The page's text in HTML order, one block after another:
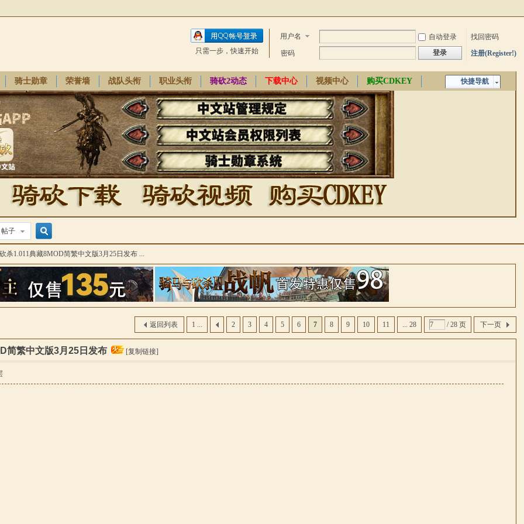
用户名 自动登录
找回密码
密码
登录 注册(Register!)
只需一步，快速开始
快捷导航
骑士勋章 荣誉墙 战队头衔 职业头衔 骑砍2动态 下载中心 视频中心
购买CDKEY
帖子
搜
索
杀1.011典藏8MOD简繁中文版3月25日发布 ...
1 ... 2 3 4 5 6 7 8 9 10 11 ... 28 / 28 页 下一页
返回列表
简繁中文版3月25日发布 [复制链接]